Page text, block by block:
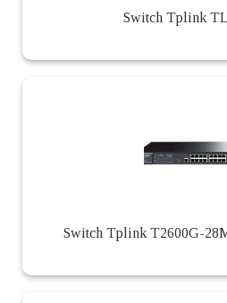
Switch Tplink
Switch Tplink T2600G-